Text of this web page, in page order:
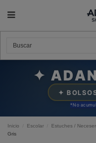
✦
✦
*No
Inicio Escolar Estuches /
Gris